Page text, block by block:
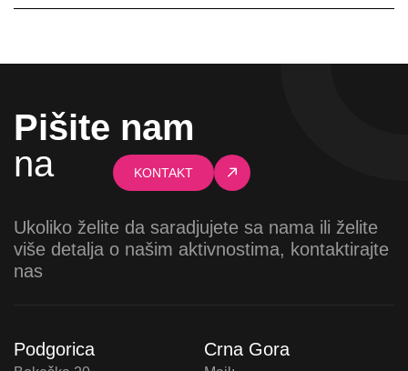
Pišite nam
na
KONTAKT
Ukoliko želite da saradjujete sa nama ili želite
više detalja o našim aktivnostima, kontaktirajte
nas
Podgorica Crna Gora